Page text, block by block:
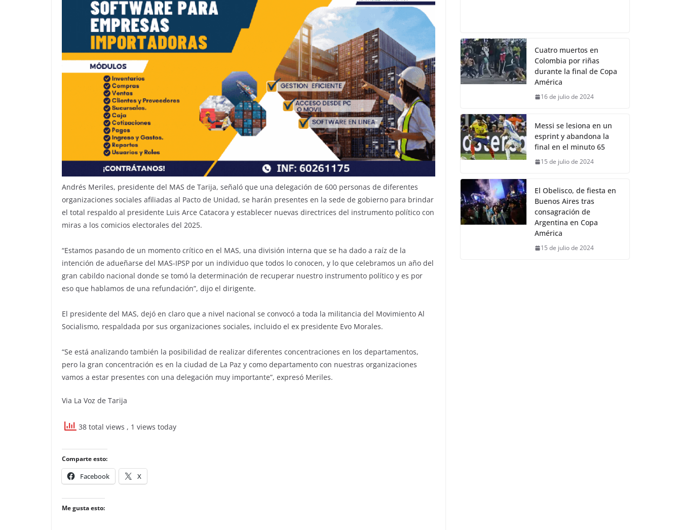
Andrés Meriles, presidente del MAS de Tarija, señaló que una delegación de 600 personas de diferentes
organizaciones sociales afiliadas al Pacto de Unidad, se harán presentes en la sede de gobierno para brindar
el total respaldo al presidente Luis Arce Catacora y establecer nuevas directrices del instrumento político con
miras a los comicios electorales del 2025.
“Estamos pasando de un momento crítico en el MAS, una división interna que se ha dado a raíz de la
intención de adueñarse del MAS-IPSP por un individuo que todos lo conocen, y lo que celebramos un año del
gran cabildo nacional donde se tomó la determinación de recuperar nuestro instrumento político y es por
eso que hablamos de una refundación”, dijo el dirigente.
El presidente del MAS, dejó en claro que a nivel nacional se convocó a toda la militancia del Movimiento Al
Socialismo, respaldada por sus organizaciones sociales, incluido el ex presidente Evo Morales.
“Se está analizando también la posibilidad de realizar diferentes concentraciones en los departamentos,
pero la gran concentración es en la ciudad de La Paz y como departamento con nuestras organizaciones
vamos a estar presentes con una delegación muy importante”, expresó Meriles.
Via La Voz de Tarija
38 total views , 1 views today
Comparte esto:
Facebook X
Me gusta esto:
Cuatro muertos en
Colombia por riñas
durante la final de Copa
América
16 de julio de 2024
Messi se lesiona en un
esprint y abandona la
final en el minuto 65
15 de julio de 2024
El Obelisco, de fiesta en
Buenos Aires tras
consagración de
Argentina en Copa
América
15 de julio de 2024